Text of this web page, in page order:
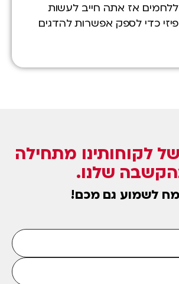
מייל:
[email protected]
ללחמים אז אתה חייב לעשות
פיזי כדי לספק אפשרות להדגים
לקוחותינו מתחילה
שלנו.
לשמוע גם מכם!